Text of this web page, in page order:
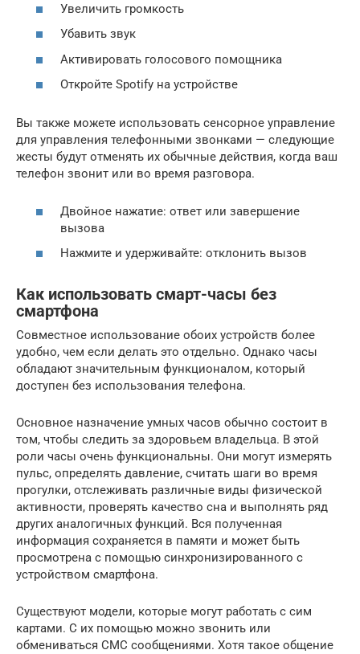
Увеличить громкость
Убавить звук
Активировать голосового помощника
Откройте Spotify на устройстве
Вы также можете использовать сенсорное управление
для управления телефонными звонками — следующие
жесты будут отменять их обычные действия, когда ваш
телефон звонит или во время разговора.
Двойное нажатие: ответ или завершение
вызова
Нажмите и удерживайте: отклонить вызов
Как использовать смарт-часы без
смартфона
Совместное использование обоих устройств более
удобно, чем если делать это отдельно. Однако часы
обладают значительным функционалом, который
доступен без использования телефона.
Основное назначение умных часов обычно состоит в
том, чтобы следить за здоровьем владельца. В этой
роли часы очень функциональны. Они могут измерять
пульс, определять давление, считать шаги во время
прогулки, отслеживать различные виды физической
активности, проверять качество сна и выполнять ряд
других аналогичных функций. Вся полученная
информация сохраняется в памяти и может быть
просмотрена с помощью синхронизированного с
устройством смартфона.
Существуют модели, которые могут работать с сим
картами. С их помощью можно звонить или
обмениваться СМС сообщениями. Хотя такое общение